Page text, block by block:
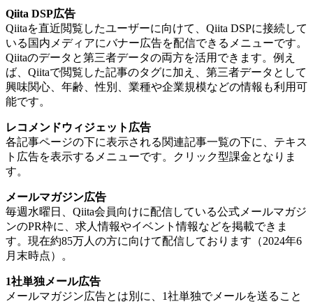
Qiita DSP広告
Qiitaを直近閲覧したユーザーに向けて、Qiita DSPに接続して
いる国内メディアにバナー広告を配信できるメニューです。
Qiitaのデータと第三者データの両方を活用できます。例え
ば、Qiitaで閲覧した記事のタグに加え、第三者データとして
興味関心、年齢、性別、業種や企業規模などの情報も利用可
能です。
レコメンドウィジェット広告
各記事ページの下に表示される関連記事一覧の下に、テキス
ト広告を表示するメニューです。クリック型課金となりま
す。
メールマガジン広告
毎週水曜日、Qiita会員向けに配信している公式メールマガジ
ンのPR枠に、求人情報やイベント情報などを掲載できま
す。現在約85万人の方に向けて配信しております（2024年6
月末時点）。
1社単独メール広告
メールマガジン広告とは別に、1社単独でメールを送ること